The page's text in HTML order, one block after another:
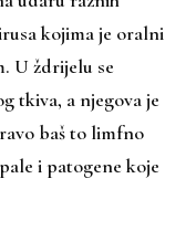
kojima je oralni
U ždrijelu se
tkiva, a njegova je
baš to limfno
i patogene koje